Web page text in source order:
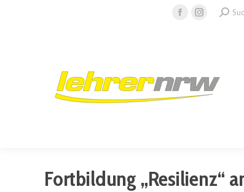
Facebook
new
window
Instagram
new
window
Search:
Fortbildung „Resilienz“